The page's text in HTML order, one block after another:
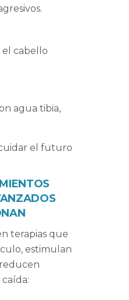
el cabello
agua tibia,
el futuro
terapias que
estimulan